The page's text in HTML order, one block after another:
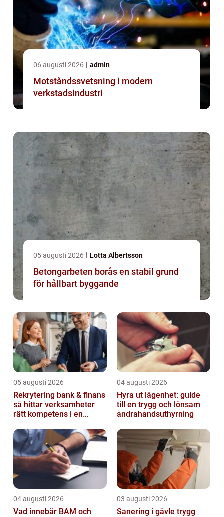
06 augusti 2026 admin
Motståndssvetsning i modern
verkstadsindustri
05 augusti 2026 Lotta Albertsson
Betongarbeten borås en stabil grund
för hållbart byggande
05 augusti 2026
Rekrytering bank & finans
så hittar verksamheter
rätt kompetens i en
04 augusti 2026
Hyra ut lägenhet: guide
till en trygg och lönsam
andrahandsuthyrning
04 augusti 2026
Vad innebär BAM och
03 augusti 2026
Sanering i gävle trygg